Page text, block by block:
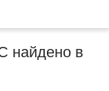
найдено в